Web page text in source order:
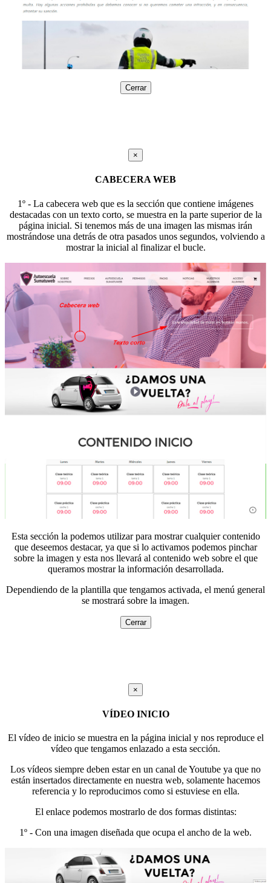
Cerrar
×
CABECERA WEB
1º - La cabecera web que es la sección que contiene imágenes
destacadas con un texto corto, se muestra en la parte superior de la
página inicial. Si tenemos más de una imagen las mismas irán
mostrándose una detrás de otra pasados unos segundos, volviendo a
mostrar la inicial al finalizar el bucle.
Esta sección la podemos utilizar para mostrar cualquier contenido
que deseemos destacar, ya que si lo activamos podemos pinchar
sobre la imagen y esta nos llevará al contenido web sobre el que
queramos mostrar la información desarrollada.
Dependiendo de la plantilla que tengamos activada, el menú general
se mostrará sobre la imagen.
Cerrar
×
VÍDEO INICIO
El vídeo de inicio se muestra en la página inicial y nos reproduce el
vídeo que tengamos enlazado a esta sección.
Los vídeos siempre deben estar en un canal de Youtube ya que no
están insertados directamente en nuestra web, solamente hacemos
referencia y lo reproducimos como si estuviese en ella.
El enlace podemos mostrarlo de dos formas distintas:
1º - Con una imagen diseñada que ocupa el ancho de la web.